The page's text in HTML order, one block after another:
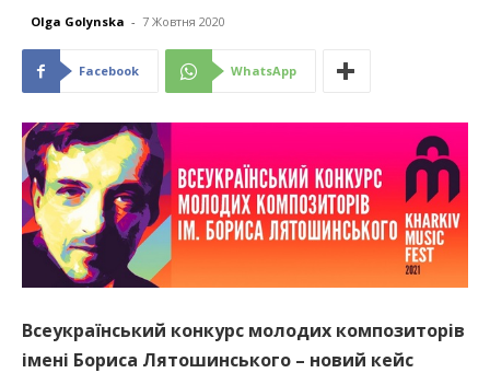
Olga Golynska - 7 Жовтня 2020
Facebook WhatsApp
Всеукраїнський конкурс молодих композиторів
імені Бориса Лятошинського – новий кейс